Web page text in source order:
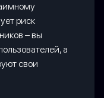
риск
– вы
а
свои